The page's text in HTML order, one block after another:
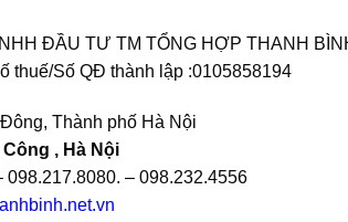
ĐẦU TƯ TM TỔNG HỢP THANH
thuế/Số QĐ thành lập :0105858194
Thành phố Hà Nội
, Hà Nội
– 098.232.4556